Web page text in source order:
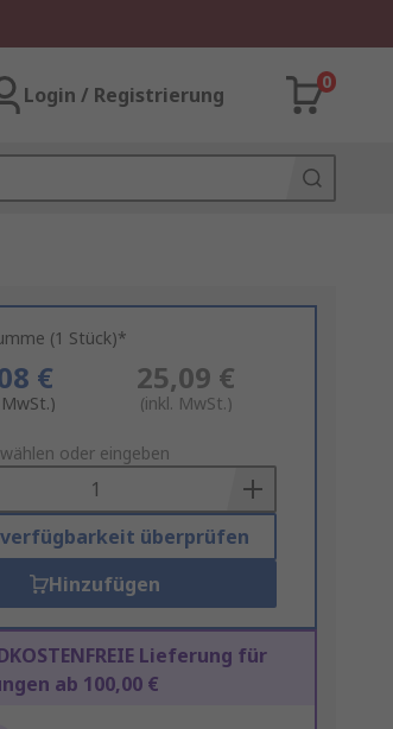
Login / Registrierung
0
(1 Stück)*
€ 25,09 €
(inkl. MwSt.)
oder eingeben
überprüfen
Hinzufügen
Lieferung für
ab 100,00 €